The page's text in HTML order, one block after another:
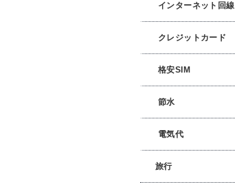
インターネット回線
クレジットカード
格安SIM
節水
電気代
旅行